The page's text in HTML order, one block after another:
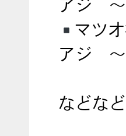
アジ
マツ
アジ
などなど